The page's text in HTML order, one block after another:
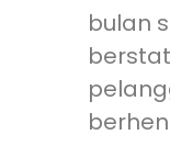
bulan